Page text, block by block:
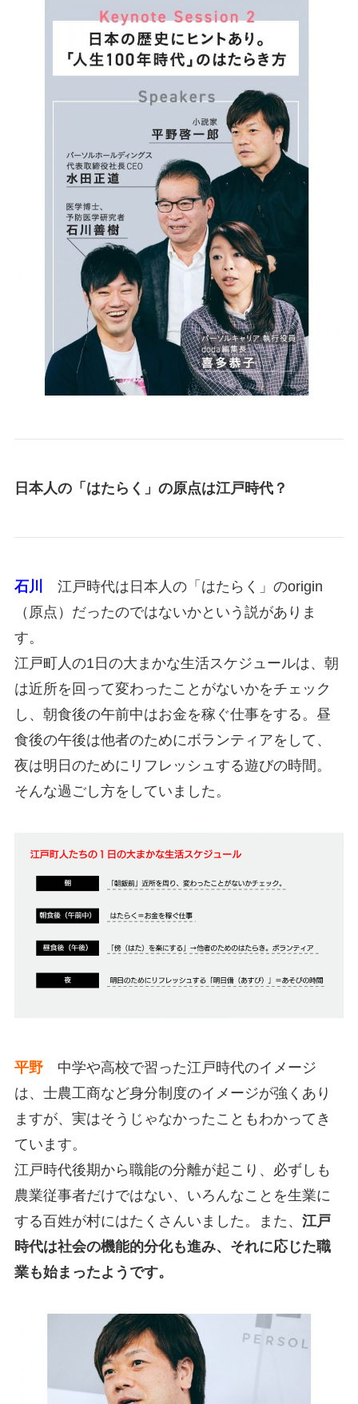
日本人の「はたらく」の原点は江戸時代？
石川
江戸時代は日本人の「はたらく」のorigin
（原点）だったのではないかという説がありま
す。
江戸町人の1日の大まかな生活スケジュールは、朝
は近所を回って変わったことがないかをチェック
し、朝食後の午前中はお金を稼ぐ仕事をする。昼
食後の午後は他者のためにボランティアをして、
夜は明日のためにリフレッシュする遊びの時間。
そんな過ごし方をしていました。
平野中学や高校で習った江戸時代のイメージ
は、士農工商など身分制度のイメージが強くあり
ますが、実はそうじゃなかったこともわかってき
ています。
江戸時代後期から職能の分離が起こり、必ずしも
農業従事者だけではない、いろんなことを生業に
する百姓が村にはたくさんいました。また、 江戸
時代は社会の機能的分化も進み、それに応じた職
業も始まったようです。